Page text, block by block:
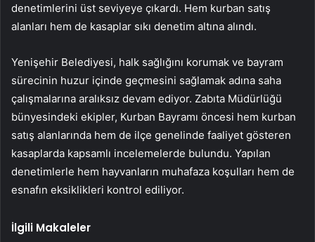
denetimlerini üst seviyeye çıkardı. Hem kurban satış
alanları hem de kasaplar sıkı denetim altına alındı.
Yenişehir Belediyesi, halk sağlığını korumak ve bayram
sürecinin huzur içinde geçmesini sağlamak adına saha
çalışmalarına aralıksız devam ediyor. Zabıta Müdürlüğü
bünyesindeki ekipler, Kurban Bayramı öncesi hem kurban
satış alanlarında hem de ilçe genelinde faaliyet gösteren
kasaplarda kapsamlı incelemelerde bulundu. Yapılan
denetimlerle hem hayvanların muhafaza koşulları hem de
esnafın eksiklikleri kontrol ediliyor.
İlgili Makaleler